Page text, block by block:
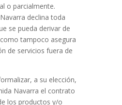
o parcialmente.
declina toda
se pueda derivar de
tampoco asegura
de servicios fuera de
a su elección,
Navarra el contrato
los productos y/o